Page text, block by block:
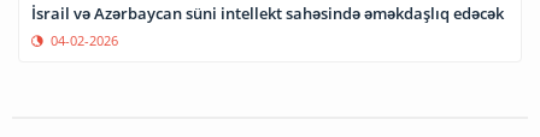
İsrail və Azərbaycan süni intellekt sahəsində əməkdaşlıq edəcək
04-02-2026